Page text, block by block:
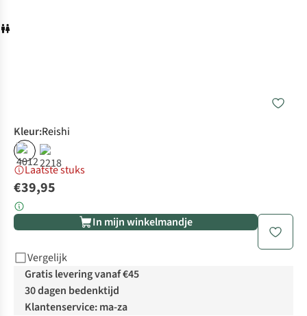
Kleur:Reishi
Laatste stuks
€39,95
In mijn winkelmandje
Vergelijk
Gratis levering vanaf €45
30 dagen bedenktijd
Klantenservice: ma-za